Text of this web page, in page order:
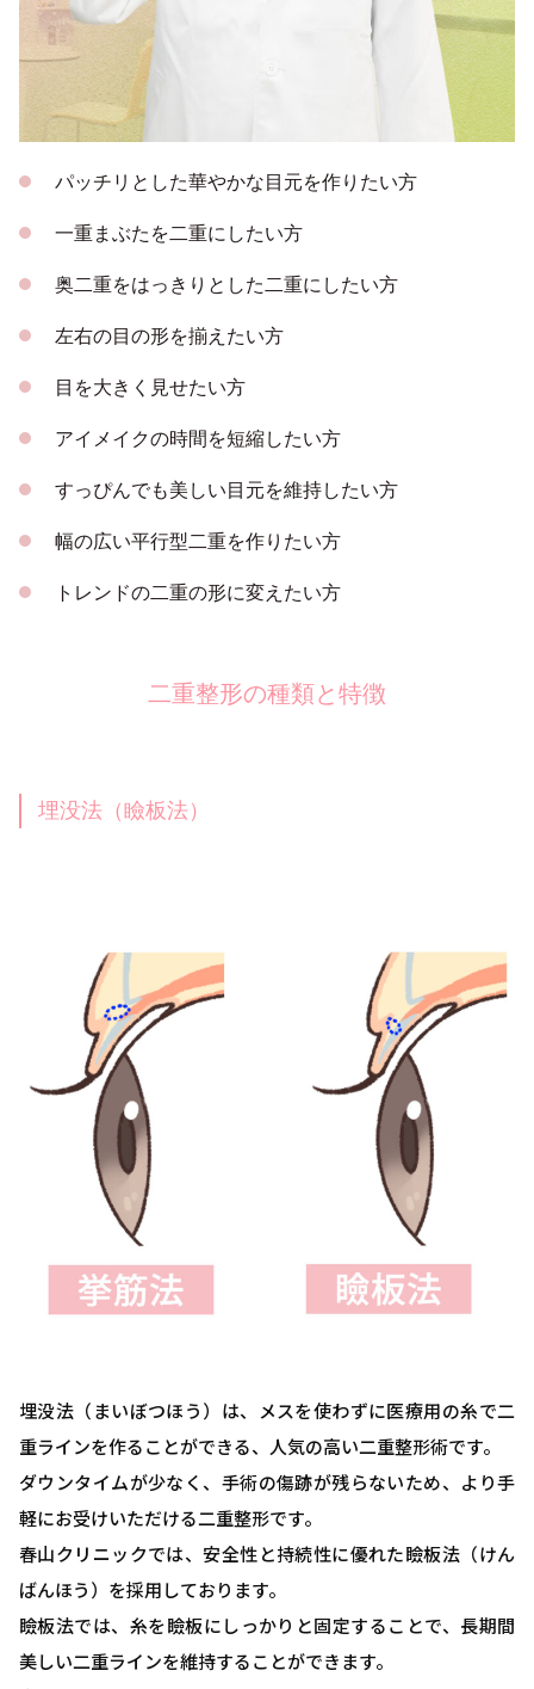
パッチリとした華やかな目元を作りたい方
一重まぶたを二重にしたい方
奥二重をはっきりとした二重にしたい方
左右の目の形を揃えたい方
目を大きく見せたい方
アイメイクの時間を短縮したい方
すっぴんでも美しい目元を維持したい方
幅の広い平行型二重を作りたい方
トレンドの二重の形に変えたい方
二重整形の種類と特徴
埋没法（瞼板法）
埋没法（まいぼつほう）は、メスを使わずに医療用の糸で二
重ラインを作ることができる、人気の高い二重整形術です。
ダウンタイムが少なく、手術の傷跡が残らないため、より手
軽にお受けいただける二重整形です。
春山クリニックでは、安全性と持続性に優れた瞼板法（けん
ばんほう）を採用しております。
瞼板法では、糸を瞼板にしっかりと固定することで、長期間
美しい二重ラインを維持することができます。